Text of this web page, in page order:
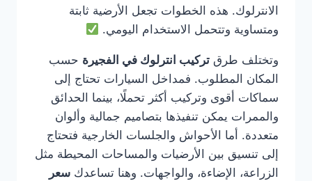
الانترلوك. هذه الخطوات تجعل الأرضية ثابتة
ومتساوية وتتحمل الاستخدام اليومي.
وتختلف طرق تركيب انترلوك في الفجيرة حسب
المكان المطلوب. فمداخل السيارات تحتاج إلى
سماكات أقوى وتركيب أكثر تحملًا، بينما الحدائق
والممرات يمكن تنفيذها بتصاميم جمالية وألوان
متعددة. أما الأحواش والجلسات الخارجية فتحتاج
إلى تنسيق بين الأرضيات والمساحات المحيطة مثل
الزراعة، الإضاءة، والواجهات. وهنا تساعدك سعر